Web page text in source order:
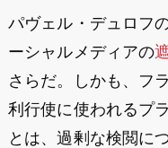
パヴェル・デュロフ
ーシャルメディアの
さらだ。しかも、フ
利行使に使われるプ
とは、過剰な検閲に